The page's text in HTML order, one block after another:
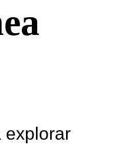
explorar